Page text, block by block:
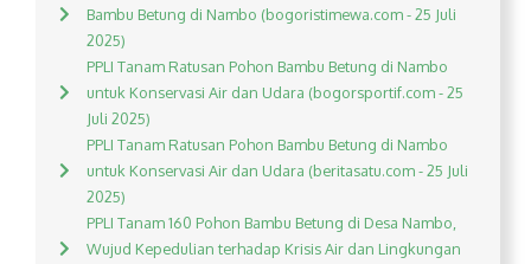
Bambu Betung di Nambo (bogoristimewa.com - 25 Juli
2025)
PPLI Tanam Ratusan Pohon Bambu Betung di Nambo
untuk Konservasi Air dan Udara (bogorsportif.com - 25
Juli 2025)
PPLI Tanam Ratusan Pohon Bambu Betung di Nambo
untuk Konservasi Air dan Udara (beritasatu.com - 25 Juli
2025)
PPLI Tanam 160 Pohon Bambu Betung di Desa Nambo,
Wujud Kepedulian terhadap Krisis Air dan Lingkungan